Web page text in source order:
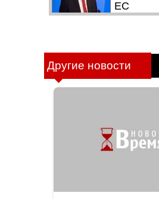
Другие новости